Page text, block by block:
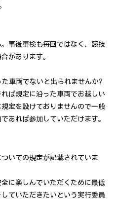
事後車検も毎回ではなく、競技
があります。
車両でないと出られませんか?
ば規定に沿った車両でお越しい
定を設けておりませんので一般
あれば参加していただけます。
いての規定が記載されていま
に楽しんでいただくために最低
ていただきたいという実行委員